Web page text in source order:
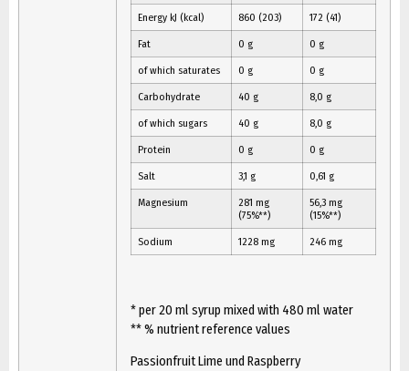
Energy kJ (kcal) 860 (203) 172 (41)
Fat 0 g 0 g
of which saturates 0 g 0 g
Carbohydrate 40 g 8,0 g
of which sugars 40 g 8,0 g
Protein 0 g 0 g
Salt 3,1 g 0,61 g
Magnesium
281 mg
(75%**)
56,3 mg
(15%**)
Sodium 1228 mg 246 mg
* per 20 ml syrup mixed with 480 ml water
** % nutrient reference values
Passionfruit Lime und Raspberry